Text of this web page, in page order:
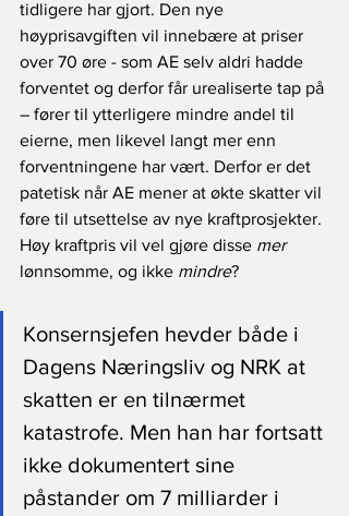
tidligere har gjort. Den nye
høyprisavgiften vil innebære at priser
over 70 øre - som AE selv aldri hadde
forventet og derfor får urealiserte tap på
– fører til ytterligere mindre andel til
eierne, men likevel langt mer enn
forventningene har vært. Derfor er det
patetisk når AE mener at økte skatter vil
føre til utsettelse av nye kraftprosjekter.
Høy kraftpris vil vel gjøre disse mer
lønnsomme, og ikke mindre?
Konsernsjefen hevder både i
Dagens Næringsliv og NRK at
skatten er en tilnærmet
katastrofe. Men han har fortsatt
ikke dokumentert sine
påstander om 7 milliarder i